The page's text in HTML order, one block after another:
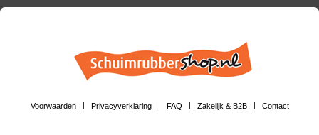
Voorwaarden Privacyverklaring FAQ Zakelijk & B2B Contact